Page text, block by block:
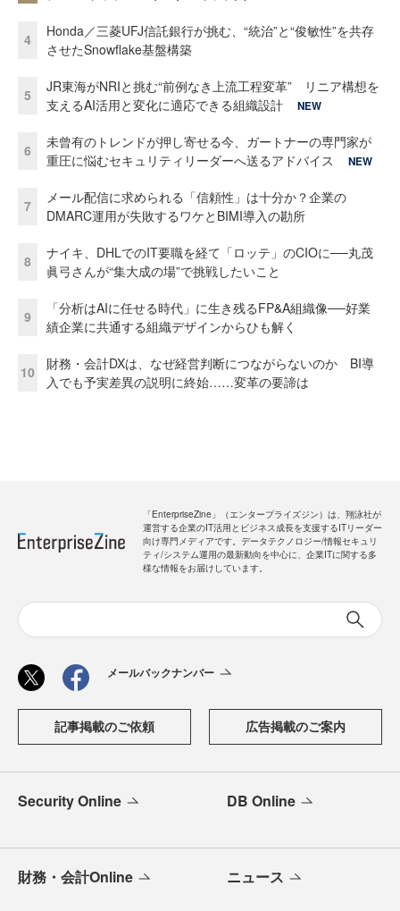
4
Honda／三菱UFJ信託銀行が挑む、“統治”と“俊敏性”を共存
させたSnowflake基盤構築
5
JR東海がNRIと挑む“前例なき上流工程変革” リニア構想を
支えるAI活用と変化に適応できる組織設計
NEW
6
未曾有のトレンドが押し寄せる今、ガートナーの専門家が
重圧に悩むセキュリティリーダーへ送るアドバイス
NEW
7
メール配信に求められる「信頼性」は十分か？企業の
DMARC運用が失敗するワケとBIMI導入の勘所
8
ナイキ、DHLでのIT要職を経て「ロッテ」のCIOに──丸茂
眞弓さんが“集大成の場”で挑戦したいこと
9
「分析はAIに任せる時代」に生き残るFP&A組織像──好業
績企業に共通する組織デザインからひも解く
10
財務・会計DXは、なぜ経営判断につながらないのか BI導
入でも予実差異の説明に終始……変革の要諦は
「EnterpriseZine」（エンタープライズジン）は、翔泳社が
運営する企業のIT活用とビジネス成長を支援するITリーダー
向け専門メディアです。データテクノロジー/情報セキュリ
ティ/システム運用の最新動向を中心に、企業ITに関する多
様な情報をお届けしています。
メールバックナンバー
記事掲載のご依頼 広告掲載のご案内
Security Online DB Online
財務・会計Online ニュース